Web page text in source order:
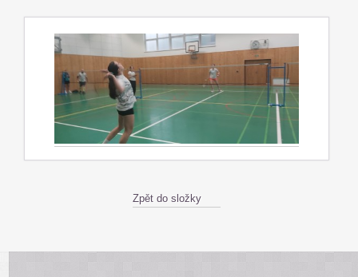
Zpět do složky